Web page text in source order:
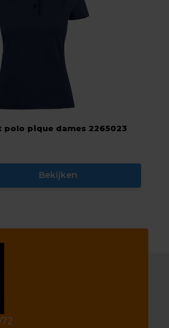
pique dames 2265023
Bekijken